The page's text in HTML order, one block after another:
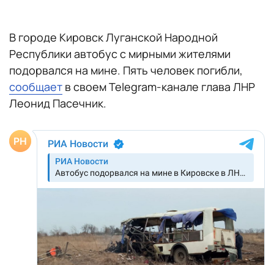
В городе Кировск Луганской Народной
Республики автобус с мирными жителями
подорвался на мине. Пять человек погибли,
сообщает в своем Telegram-канале глава ЛНР
Леонид Пасечник.